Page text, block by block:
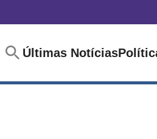
Últimas Notícias